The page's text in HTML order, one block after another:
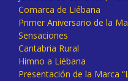
Comarca de Liébana
Primer Aniversario de la
Sensaciones
Cantabria Rural
Himno a Liébana
Presentación de la Marca